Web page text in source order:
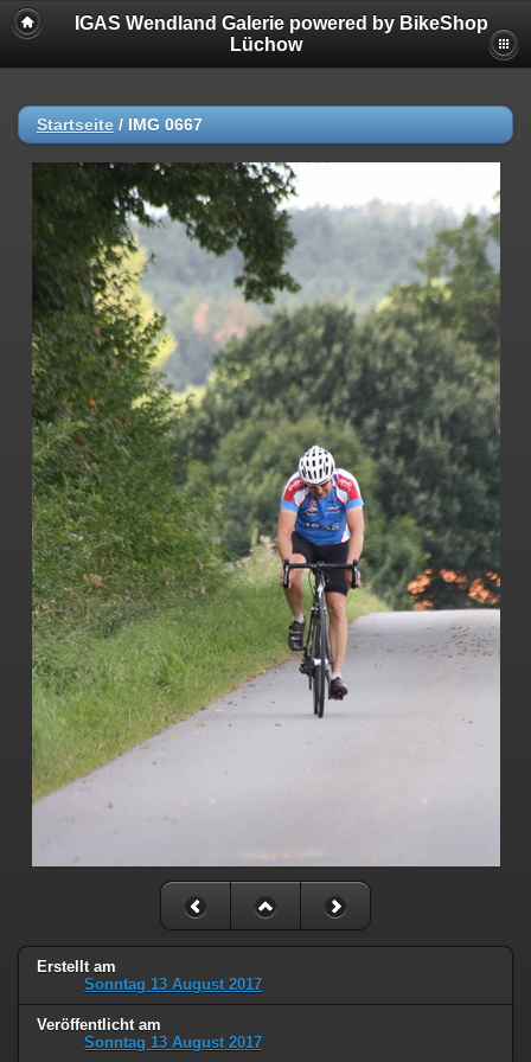
IGAS Wendland Galerie powered by BikeShop
Lüchow
Startseite / IMG 0667
Erstellt am
Sonntag 13 August 2017
Veröffentlicht am
Sonntag 13 August 2017